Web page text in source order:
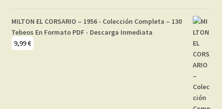
MILTON EL CORSARIO – 1956 - Colección Completa – 130
Tebeos En Formato PDF - Descarga Inmediata
9,99€